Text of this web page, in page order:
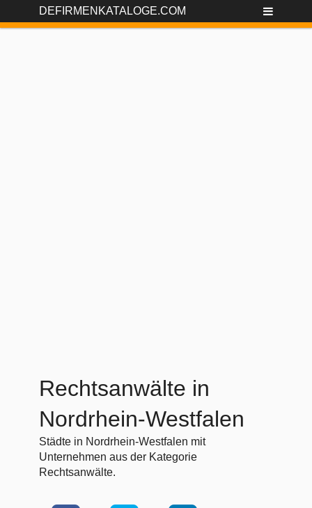
DEFIRMENKATALOGE.COM
Rechtsanwälte in
Nordrhein-Westfalen
Städte in Nordrhein-Westfalen mit
Unternehmen aus der Kategorie
Rechtsanwälte.